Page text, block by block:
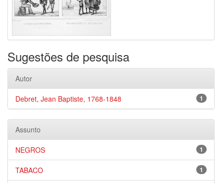
Sugestões de pesquisa
Autor
1
Debret, Jean Baptiste, 1768-1848
Assunto
1
NEGROS
1
TABACO